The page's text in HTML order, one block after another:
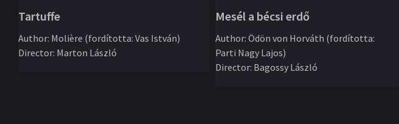
Tartuffe
Author: Molière (fordította: Vas István)
Director: Marton László
Mesél a bécsi erdő
Author: Ödön von Horváth (fordította:
Parti Nagy Lajos)
Director: Bagossy László